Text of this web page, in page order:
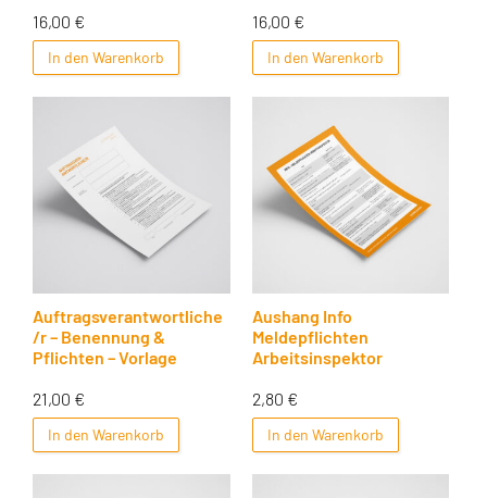
16,00 €
In den Warenkorb
16,00 €
In den Warenkorb
Auftragsverantwortliche
/r – Benennung &
Pflichten – Vorlage
21,00 €
In den Warenkorb
Aushang Info
Meldepflichten
Arbeitsinspektor
2,80 €
In den Warenkorb